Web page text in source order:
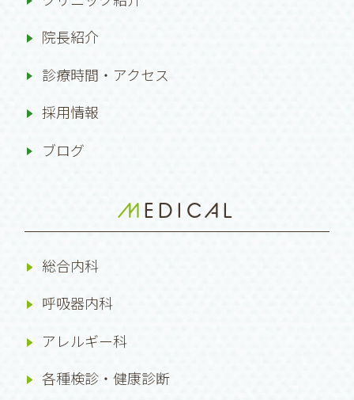
院長紹介
診療時間・アクセス
採用情報
ブログ
MEDICAL
総合内科
呼吸器内科
アレルギー科
各種検診・健康診断